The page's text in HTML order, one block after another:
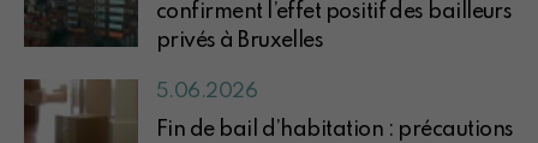
confirment l’effet positif des bailleurs
privés à Bruxelles
5.06.2026
Fin de bail d’habitation : précautions